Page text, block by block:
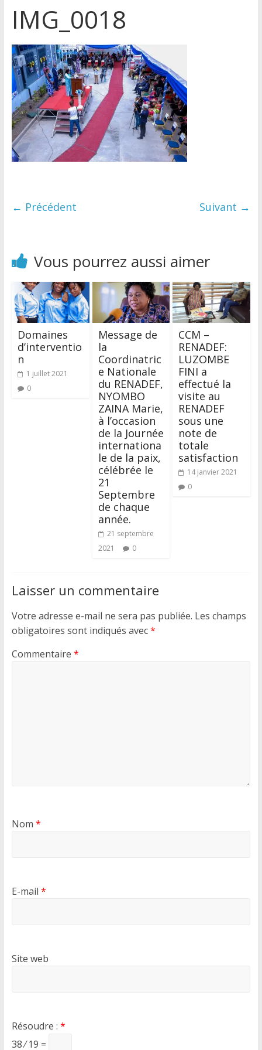
IMG_0018
← Précédent Suivant →
Vous pourrez aussi aimer
Domaines
d’interventio
n
1 juillet 2021
0
Message de
la
Coordinatric
e Nationale
du RENADEF,
NYOMBO
ZAINA Marie,
à l’occasion
de la Journée
internationa
le de la paix,
célébrée le
21
Septembre
de chaque
année.
21 septembre
2021
0
CCM –
RENADEF:
LUZOMBE
FINI a
effectué la
visite au
RENADEF
sous une
note de
totale
satisfaction
14 janvier 2021
0
Laisser un commentaire
Votre adresse e-mail ne sera pas publiée. Les champs
obligatoires sont indiqués avec*
Commentaire *
Nom *
E-mail *
Site web
Résoudre : *
38 ⁄ 19 =